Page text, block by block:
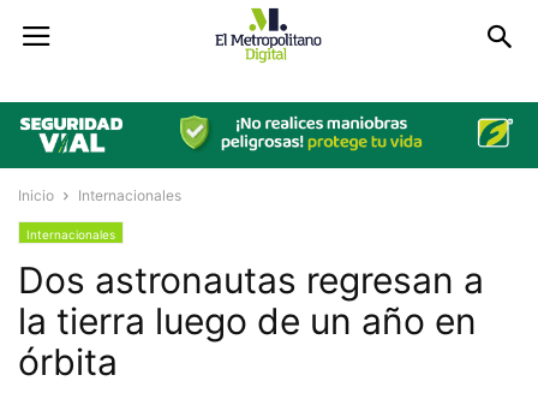
Inicio Internacionales
Internacionales
Dos astronautas regresan a
la tierra luego de un año en
órbita